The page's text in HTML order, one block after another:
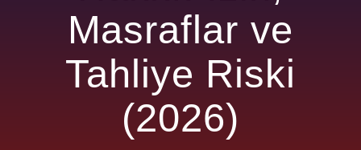
Masraflar ve
Tahliye Riski
(2026)